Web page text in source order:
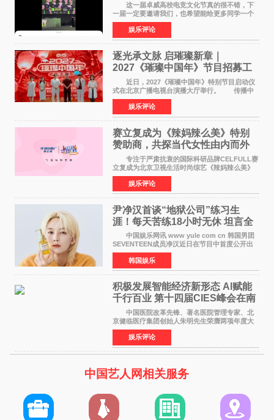
这一届卓威高校电竞文化节真的很不错，下
一届一定要邀请我们，也希望能给更多同学一个
来到现场的机会。 2026卓威高校电竞文化节
已经落下帷幕，在活动结束后，仍有不少高校电
竞社负责人和现
娱乐评论
逐光承文脉 启璀璨新章｜
2027《璀璨中国年》节目招募工
作圆满启动
近日，2027《璀璨中国年》特别节目启动仪
式在北京广播电视台演播大厅举行。 传播中
华优秀传统文化，弘扬纯正国风艺术，打造高规
格、高质感、正能量的文艺盛典，是璀璨中国年
矢志不渝的初心
娱乐评论
赛立复成为《辣妈辣么美》特别
赞助商，共探当代女性由内而外
活力美
专注于严肃抗衰的国际科研品牌CELFULL赛
立复成为北京卫视生活时尚综艺《辣妈辣么美》
的特别赞助商,明星辣妈袁咏仪倾情参与，向广大
都市女性传递健康生活新主张，寄语当代女性在
家庭与自我之间
娱乐评论
尹净汉首谈“地狱公司”练习生
涯！每天苦练18小时无休 坦言全
靠成员撑过来
中国娱乐网讯 www yule com cn 韩国男团
SEVENTEEN成员净汉近日在节目中首度公开出
道前的残酷练习生经历，并提及经纪公司Pledis
娱乐，引发广泛关注。 在8月2日播出的日本
TBS综艺节目《周
韩国娱乐
积极发展智能经济新形态 Al赋能
千行百业 第十四届CIES峰会在南
京盛大召开
中国医院改革先锋、著名医院管理专家、北
京健临医疗集团创始人朱明先生荣膺两项年度大
奖 2026年7月31日，盛夏金陵，长江之畔，
以重落地·真务实·强链接为主题的2026&lsquo;人
工智能+&rsquo
娱乐评论
中国艺人网相关服务